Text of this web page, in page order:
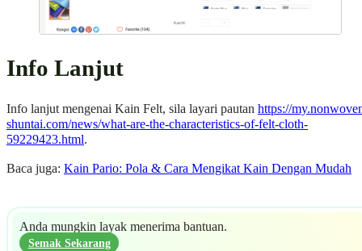
Info Lanjut
Info lanjut mengenai Kain Felt, sila layari pautan https://
shuntai.com/news/what-are-the-characteristics-of-felt-cloth-
59229423.html.
Baca juga: Kain Pario: Pola & Cara Mengikat Kain Dengan Mudah
Anda mungkin layak menerima bantuan.
Semak Sekarang